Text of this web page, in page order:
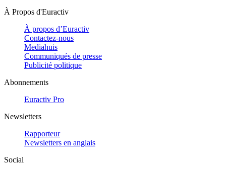
À Propos d'Euractiv
À propos d’Euractiv
Contactez-nous
Mediahuis
Communiqués de presse
Publicité politique
Abonnements
Euractiv Pro
Newsletters
Rapporteur
Newsletters en anglais
Social